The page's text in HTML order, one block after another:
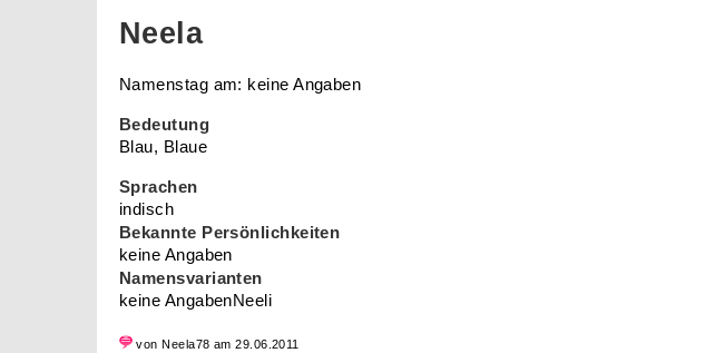
Neela
Namenstag am: keine Angaben
Bedeutung
Blau, Blaue
Sprachen
indisch
Bekannte Persönlichkeiten
keine Angaben
Namensvarianten
keine AngabenNeeli
von Neela78 am 29.06.2011